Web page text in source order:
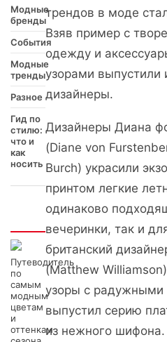
Модные
бренды
События
Модные
тренды
Разное
Гид по
стилю:
что и
как
носить
Путеводитель
по
самым
модным
цветам
и
оттенкам
трендов в моде
Взяв пример с
одежду и
узорами выпустили
дизайнеры.
Дизайнеры Диана
(Diane von
Burch) украсили
принтом легкие
одинаково
вечеринки, так и
британский
(Matthew
узоры с радужными
выпустил серию
из нежного шифона.